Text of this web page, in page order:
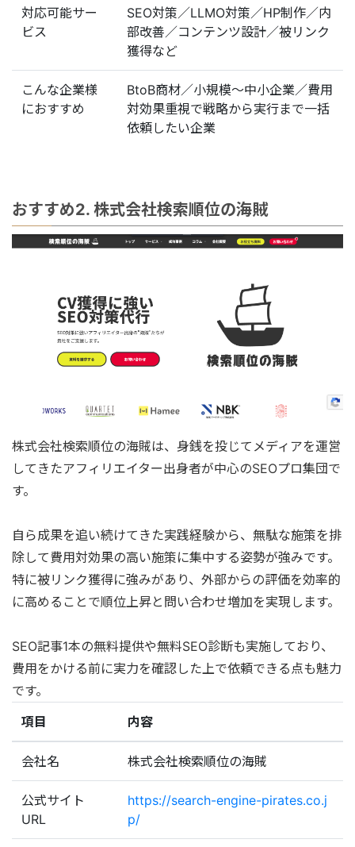
対応可能サー
ビス
SEO対策／LLMO対策／HP制作／内
部改善／コンテンツ設計／被リンク
獲得など
こんな企業様
におすすめ
BtoB商材／小規模〜中小企業／費用
対効果重視で戦略から実行まで一括
依頼したい企業
おすすめ2. 株式会社検索順位の海賊
株式会社検索順位の海賊は、身銭を投じてメディアを運営
してきたアフィリエイター出身者が中心のSEOプロ集団で
す。
自ら成果を追い続けてきた実践経験から、無駄な施策を排
除して費用対効果の高い施策に集中する姿勢が強みです。
特に被リンク獲得に強みがあり、外部からの評価を効率的
に高めることで順位上昇と問い合わせ増加を実現します。
SEO記事1本の無料提供や無料SEO診断も実施しており、
費用をかける前に実力を確認した上で依頼できる点も魅力
です。
項目
内容
会社名 株式会社検索順位の海賊
公式サイト
URL
https://search-engine-pirates.co.j
p/